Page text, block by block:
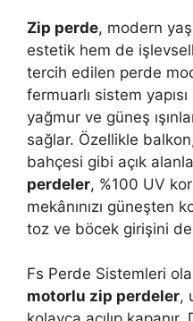
Zip perde, modern
estetik hem de
tercih edilen perde
fermuarlı sistem
yağmur ve güneş
sağlar. Özellikle
bahçesi gibi açık
perdeler, %100 UV
mekânınızı güneşten
toz ve böcek girişini
Fs Perde Sistemleri
motorlu zip perdeler,